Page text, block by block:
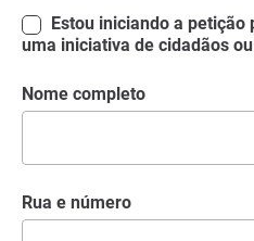
uma iniciativa de cidadãos
Nome completo
Rua e número